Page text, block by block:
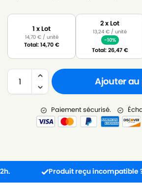
1 x Lot
14,70 €/ unité
Total:14,70€
2 x Lot
13,24€ / unité
-10%
Total:26,47€
Ajouter
Paiement sécurisé.
Produit reçu incompatible ?